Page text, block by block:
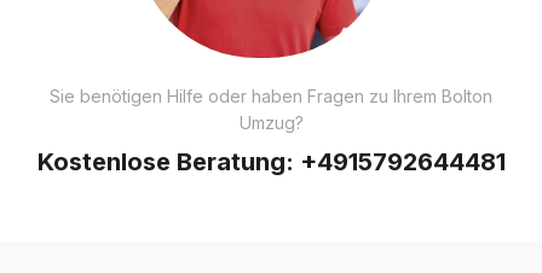
Sie benötigen Hilfe oder haben Fragen zu Ihrem Bolton
Umzug?
Kostenlose Beratung: +4915792644481